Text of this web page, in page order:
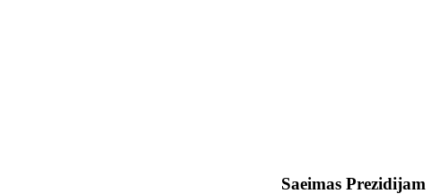
Saeimas Prezidijam